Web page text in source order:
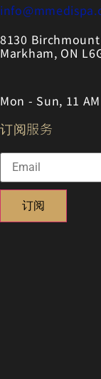
8130
Markham, ON
Mon - Sun, 11
订阅服务
订阅